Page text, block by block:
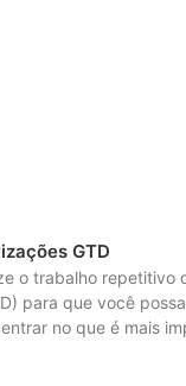
GTD
o trabalho repetitivo
para que você
no que é mais